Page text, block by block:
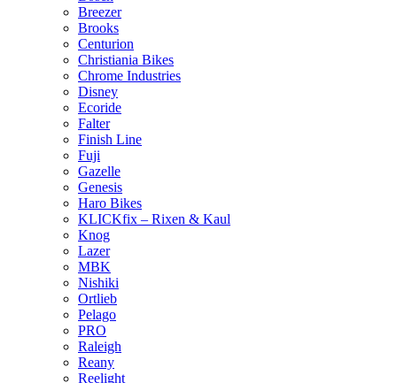
Breezer
Brooks
Centurion
Christiania Bikes
Chrome Industries
Disney
Ecoride
Falter
Finish Line
Fuji
Gazelle
Genesis
Haro Bikes
KLICKfix – Rixen & Kaul
Knog
Lazer
MBK
Nishiki
Ortlieb
Pelago
PRO
Raleigh
Reany
Reelight